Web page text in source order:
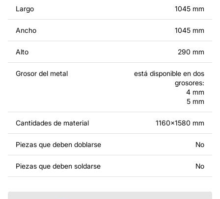
modificados.
Por un precio adicional, podemos personalizar el diseño
haciendo otros cambios para que se adapte a tus
un producto de metal, ponte en contacto con nosotros.
Si tienes alguna pregunta o necesitas ayuda, ponte en
contacto con nosotros en cualquier momento: estamos
siempre listos para ayudarte.
Largo 1045 mm
Ancho 1045 mm
Alto 290 mm
Grosor del metal
está disponible en dos
grosores:
4 mm
5 mm
Cantidades de material 1160x1580 mm
Piezas que deben doblarse No
Piezas que deben soldarse No